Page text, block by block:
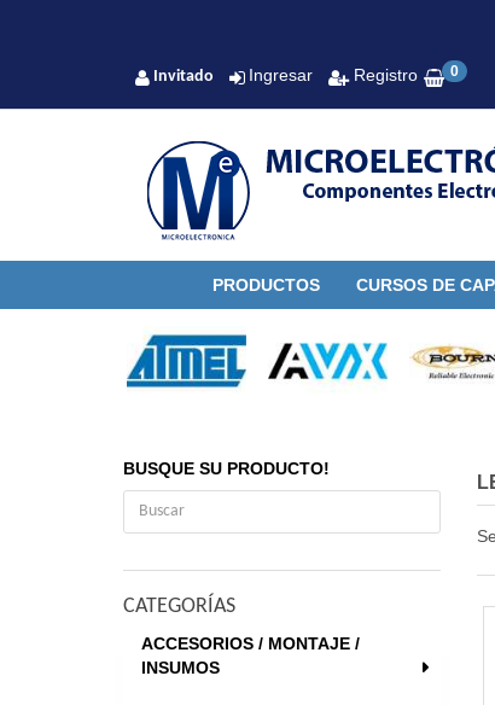
Invitado Ingresar Registro 0
PRODUCTOS CURSOS DE
BUSQUE SU PRODUCTO!
CATEGORÍAS
ACCESORIOS / MONTAJE /
INSUMOS